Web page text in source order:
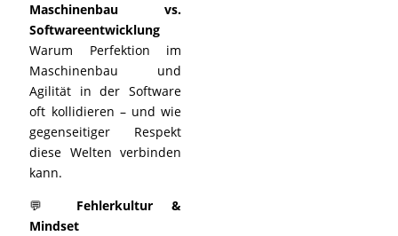
Maschinenbau vs.
Softwareentwicklung
Warum Perfektion im
Maschinenbau und
Agilität in der Software
oft kollidieren – und wie
gegenseitiger Respekt
diese Welten verbinden
kann.
💬 Fehlerkultur &
Mindset